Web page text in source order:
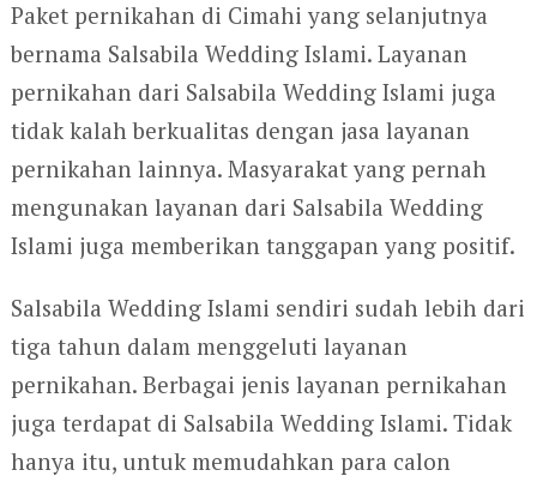
Paket pernikahan di Cimahi yang selanjutnya
bernama Salsabila Wedding Islami. Layanan
pernikahan dari Salsabila Wedding Islami juga
tidak kalah berkualitas dengan jasa layanan
pernikahan lainnya. Masyarakat yang pernah
mengunakan layanan dari Salsabila Wedding
Islami juga memberikan tanggapan yang positif.
Salsabila Wedding Islami sendiri sudah lebih dari
tiga tahun dalam menggeluti layanan
pernikahan. Berbagai jenis layanan pernikahan
juga terdapat di Salsabila Wedding Islami. Tidak
hanya itu, untuk memudahkan para calon